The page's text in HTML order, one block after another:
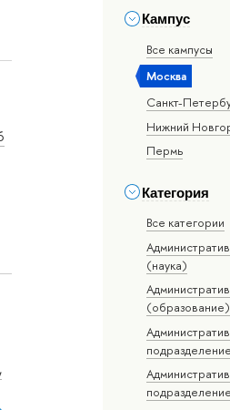
Кампус
Все кампусы
Москва
Санкт-
Нижний
Пермь
Категория
Все категории
(наука)
(образование)
подразделение
подразделение